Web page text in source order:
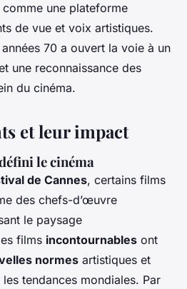
comme une plateforme
de vue et voix artistiques.
70 a ouvert la voie à un
une reconnaissance des
du cinéma.
et leur impact
le cinéma
de Cannes, certains films
des chefs-d’œuvre
le paysage
films incontournables ont
normes artistiques et
tendances mondiales. Par